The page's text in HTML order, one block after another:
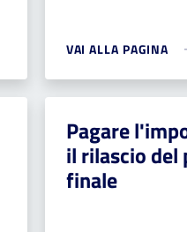
VAI ALLA PAGINA
Pagare
il rilascio
finale